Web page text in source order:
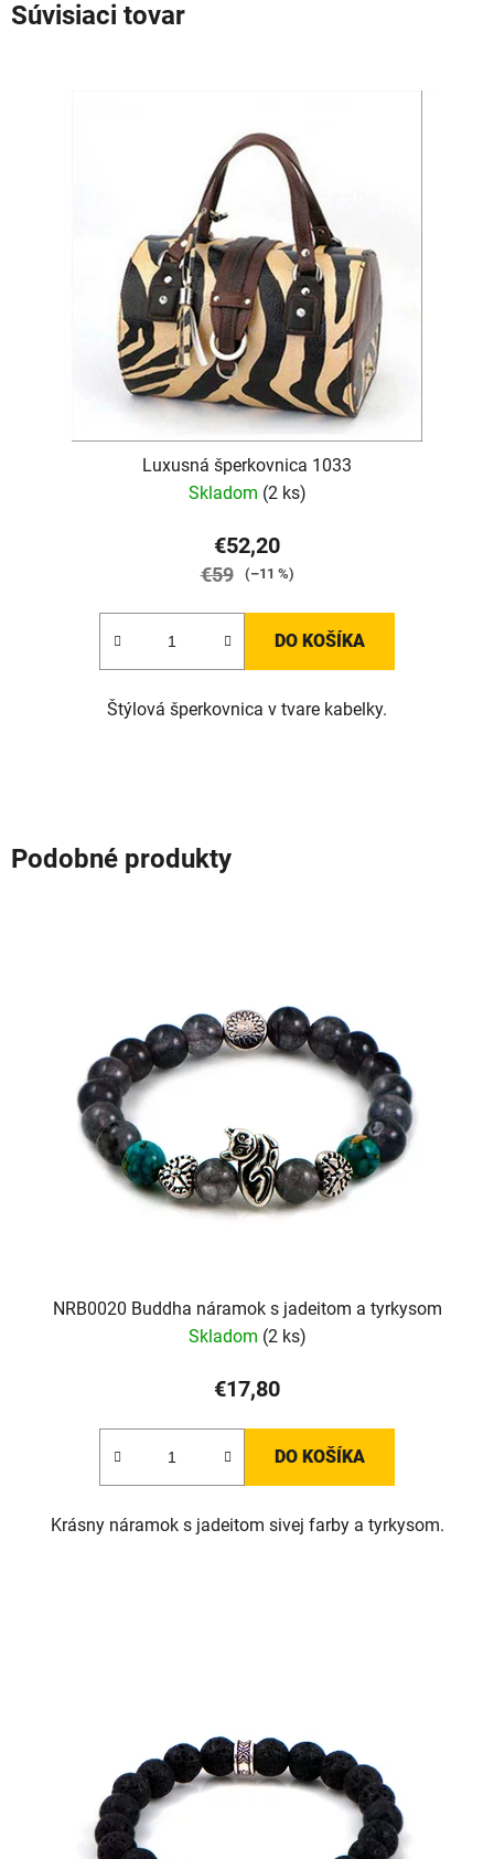
Súvisiaci tovar
Luxusná šperkovnica 1033
Skladom (2 ks)
€52,20
€59 (–11 %)
DO KOŠÍKA
Štýlová šperkovnica v tvare kabelky.
Podobné produkty
NRB0020 Buddha náramok s jadeitom a tyrkysom
Skladom (2 ks)
€17,80
DO KOŠÍKA
Krásny náramok s jadeitom sivej farby a tyrkysom.